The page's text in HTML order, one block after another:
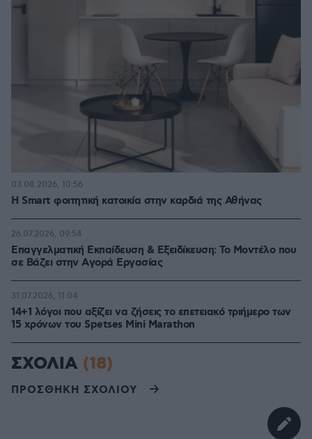
Η Smart φοιτητική κατοικία στην καρδιά της Αθήνας
03.08.2026, 10:56
Επαγγελματική Εκπαίδευση & Εξειδίκευση: Το Mοντέλο που
σε Bάζει στην Aγορά Eργασίας
26.07.2026, 09:54
14+1 λόγοι που αξίζει να ζήσεις το επετειακό τριήμερο των
15 χρόνων του Spetses Mini Marathon
31.07.2026, 11:04
ΣΧΟΛΙΑ (18)
ΠΡΟΣΘΗΚΗ ΣΧΟΛΙΟΥ